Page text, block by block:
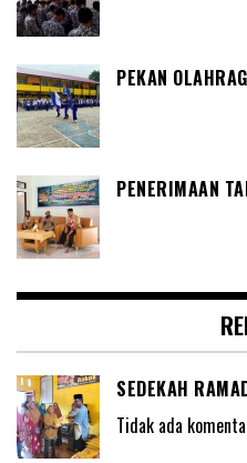
PEKAN
PENERIMAAN
SEDEKAH
Tidak ada